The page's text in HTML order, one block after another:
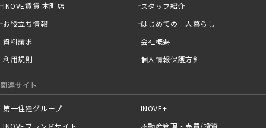
INOVE賃貸 本町店
スタッフ紹介
お役立ち情報
はじめての一人暮らし
資料請求
会社概要
利用規則
個人情報保護方針
関連サイト
第一住建グループ
INOVE+